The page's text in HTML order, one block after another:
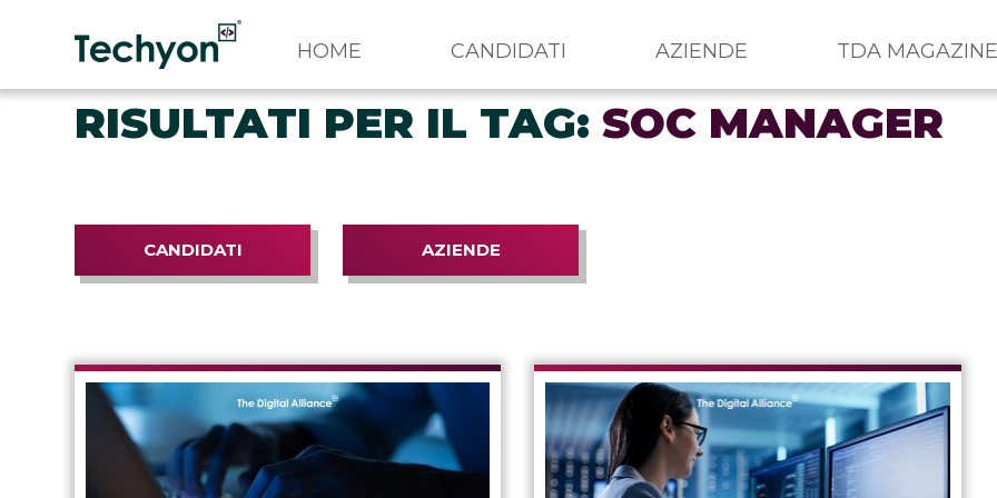
HOME CANDIDATI AZIENDE TDA MAGAZINE
RISULTATI PER IL TAG: SOC MANAGER
CANDIDATI AZIENDE